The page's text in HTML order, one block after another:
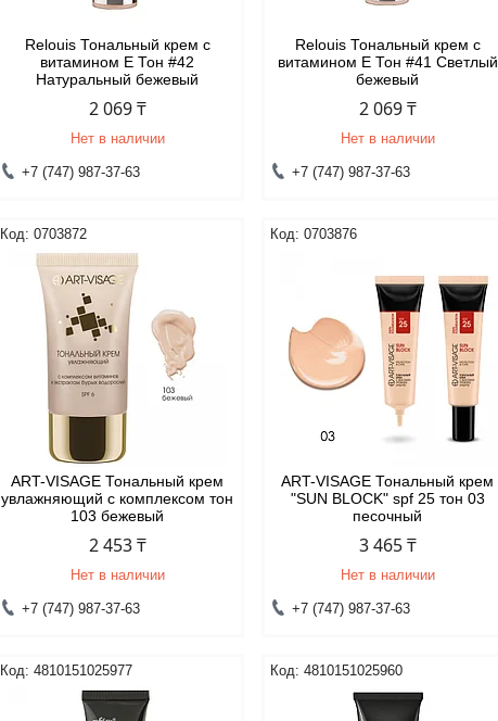
Relouis Тональный крем с
витамином Е Тон #42
Натуральный бежевый
2 069 ₸
Нет в наличии
+7 (747) 987-37-63
Relouis Тональный крем с
витамином Е Тон #41 Светлый
бежевый
2 069 ₸
Нет в наличии
+7 (747) 987-37-63
0703872
ART-VISAGE Тональный крем
увлажняющий с комплексом тон
103 бежевый
2 453 ₸
Нет в наличии
+7 (747) 987-37-63
0703876
ART-VISAGE Тональный крем
"SUN BLOCK" spf 25 тон 03
песочный
3 465 ₸
Нет в наличии
+7 (747) 987-37-63
4810151025977 4810151025960